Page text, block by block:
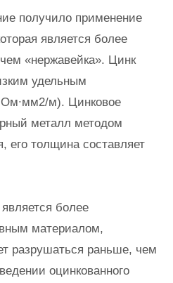
получило применение
является более
«нержавейка». Цинк
удельным
Ом∙мм2/м). Цинковое
металл методом
его толщина составляет
более
материалом,
разрушаться раньше, чем
оцинкованного